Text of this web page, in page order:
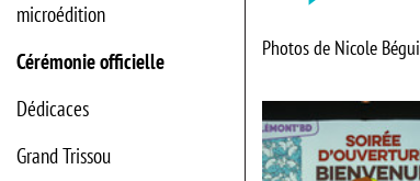
microédition
Cérémonie officielle
Dédicaces
Grand Trissou
Photos de Nicole